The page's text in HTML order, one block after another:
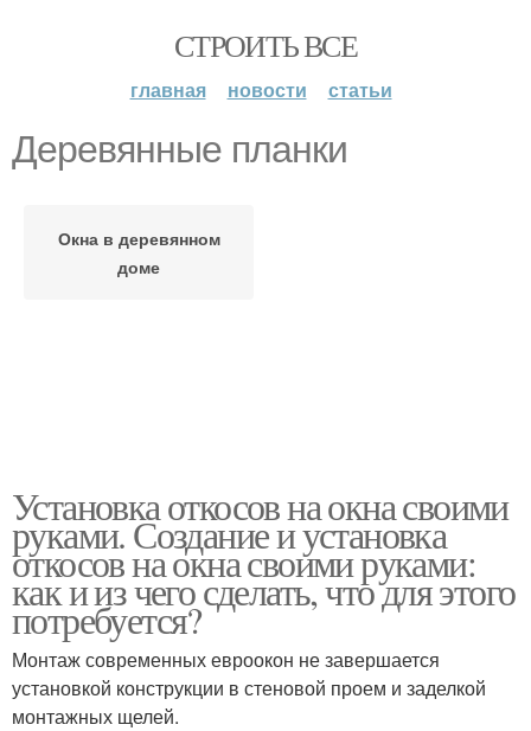
СТРОИТЬ ВСЕ
главная новости статьи
Деревянные планки
Окна в деревянном
доме
Установка откосов на окна своими
руками. Создание и установка
откосов на окна своими руками:
как и из чего сделать, что для этого
потребуется?
Монтаж современных евроокон не завершается
установкой конструкции в стеновой проем и заделкой
монтажных щелей.